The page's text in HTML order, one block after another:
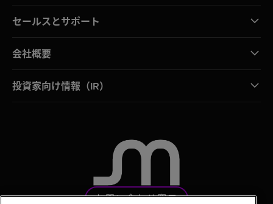
セールスとサポート
会社概要
投資家向け情報（IR）
お問い合わせ窓口